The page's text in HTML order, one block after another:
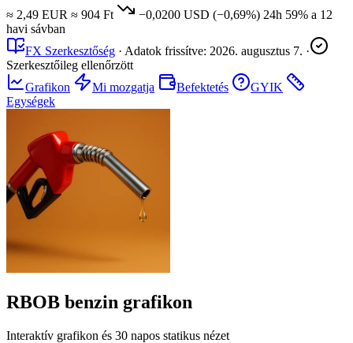
≈ 2,49 EUR ≈ 904 Ft −0,0200 USD (−0,69%) 24h 59% a 12
havi sávban
FX Szerkesztőség · Adatok frissítve: 2026. augusztus 7. ·
Szerkesztőileg ellenőrzött
Grafikon
Mi mozgatja Befektetés
GYIK
Egységek
RBOB benzin grafikon
Interaktív grafikon és 30 napos statikus nézet